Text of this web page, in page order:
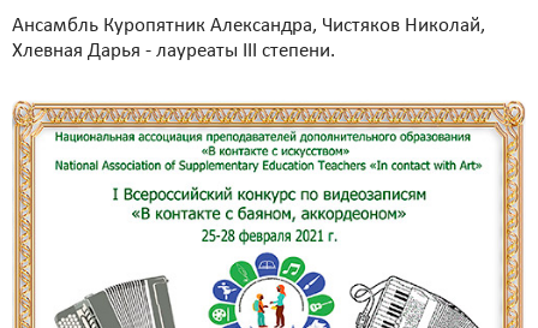
Ансамбль Куропятник Александра, Чистяков Николай,
Хлевная Дарья - лауреаты III степени.